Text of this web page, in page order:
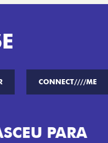
CONNECT////ME